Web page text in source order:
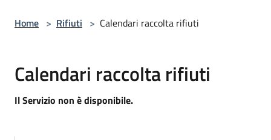
Home > Rifiuti > Calendari raccolta rifiuti
Calendari raccolta rifiuti
Il Servizio non è disponibile.